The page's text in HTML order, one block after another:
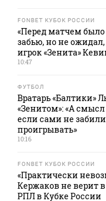
FONBET КУБОК РОССИИ
«Перед матчем
забью, но не
игрок «Зенита»
10:47
ФУТБОЛ
Вратарь «Балтики»
«Зенитом»: «А
если сами не
проигрывать»
10:16
FONBET КУБОК РОССИИ
«Практически
Кержаков не верит
РПЛ в Кубке России